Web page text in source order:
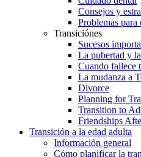
Consejos y
Problemas para
Transiciónes
Sucesos
La pubertad y
Cuando fallece
La mudanza a
Divorce
Planning for
Transition to
Friendships
Transición a la edad adulta
Información general
Cómo planificar la